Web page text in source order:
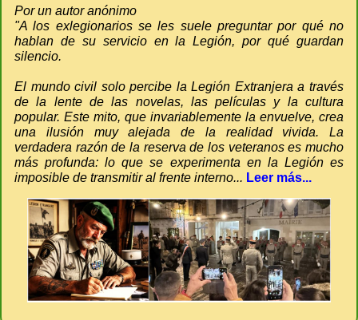
Por un autor anónimo
"A los exlegionarios se les suele preguntar por qué no
hablan de su servicio en la Legión, por qué guardan
silencio.
El mundo civil solo percibe la Legión Extranjera a través
de la lente de las novelas, las películas y la cultura
popular. Este mito, que invariablemente la envuelve, crea
una ilusión muy alejada de la realidad vivida. La
verdadera razón de la reserva de los veteranos es mucho
más profunda: lo que se experimenta en la Legión es
imposible de transmitir al frente interno... Leer más...